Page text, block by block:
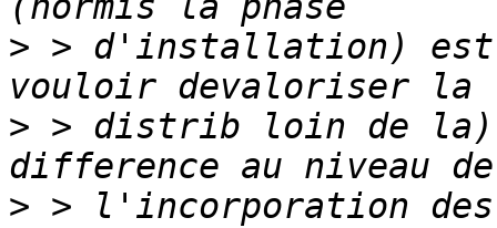
> > d'installation) est
> > distrib loin de
> > l'incorporation